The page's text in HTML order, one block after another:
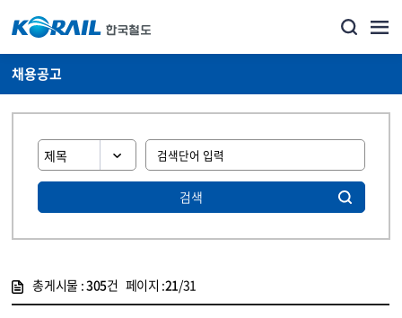
채용공고
검색
총게시물 :305건 페이지 :21/31